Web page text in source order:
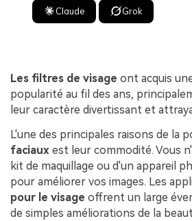
Claude Grok
Les filtres de visage ont acquis
popularité au fil des ans,
leur caractère divertissant et
L'une des principales raisons de la
faciaux est leur commodité. Vous
kit de maquillage ou d'un appareil
pour améliorer vos images. Les
pour le visage offrent un large
de simples améliorations de la